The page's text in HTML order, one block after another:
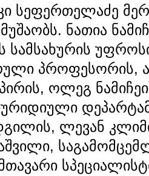
სეფერთელაძე
ნათია
პროფესორის,
ოლეგ
ლევან